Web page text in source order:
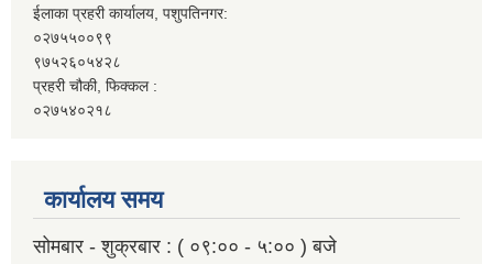
ईलाका प्रहरी कार्यालय, पशुपतिनगर:
०२७५५००९९
९७५२६०५४२८
प्रहरी चौकी, फिक्कल :
०२७५४०२१८
कार्यालय समय
सोमबार - शुक्रबार : ( ०९:०० - ५:०० ) बजे